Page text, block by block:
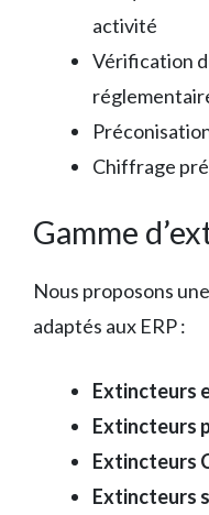
activité
Vérification
Chiffrage
Gamme
Nous proposons
adaptés aux ERP :
Extincteurs
Extincteurs
Extincteurs
Extincteurs